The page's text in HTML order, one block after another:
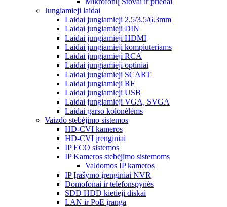
Jungiamieji laidai
Laidai jungiamieji 2.5/3.5/6.3mm
Laidai jungiamieji DIN
Laidai jungiamieji HDMI
Laidai jungiamieji kompiuteriams
Laidai jungiamieji RCA
Laidai jungiamieji optiniai
Laidai jungiamieji SCART
Laidai jungiamieji RF
Laidai jungiamieji USB
Laidai jungiamieji VGA, SVGA
Laidai garso kolonėlėms
Vaizdo stebėjimo sistemos
HD-CVI kameros
HD-CVI įrenginiai
IP ECO sistemos
IP Kameros stebėjimo sistemoms
Valdomos IP kameros
IP Įrašymo įrenginiai NVR
Domofonai ir telefonspynės
SDD HDD kietieji diskai
LAN ir PoE įranga